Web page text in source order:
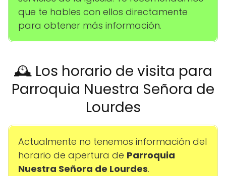
que te hables con ellos directamente
para obtener más información.
🕰️ Los horario de visita para
Parroquia Nuestra Señora de
Lourdes
Actualmente no tenemos información del
horario de apertura de Parroquia
Nuestra Señora de Lourdes.